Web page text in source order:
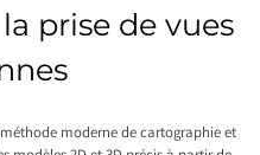
prise de vues
moderne de cartographie et